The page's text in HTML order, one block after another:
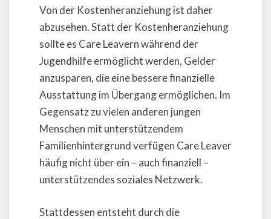
Von der Kostenheranziehung ist daher
abzusehen. Statt der Kostenheranziehung
sollte es Care Leavern während der
Jugendhilfe ermöglicht werden, Gelder
anzusparen, die eine bessere finanzielle
Ausstattung im Übergang ermöglichen. Im
Gegensatz zu vielen anderen jungen
Menschen mit unterstützendem
Familienhintergrund verfügen Care Leaver
häufig nicht über ein – auch finanziell –
unterstützendes soziales Netzwerk.
Stattdessen entsteht durch die